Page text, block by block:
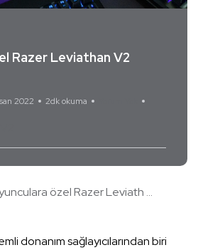
Razer Leviathan V2
2022 2dk okuma
özel Razer Leviath ...
donanım sağlayıcılarından biri